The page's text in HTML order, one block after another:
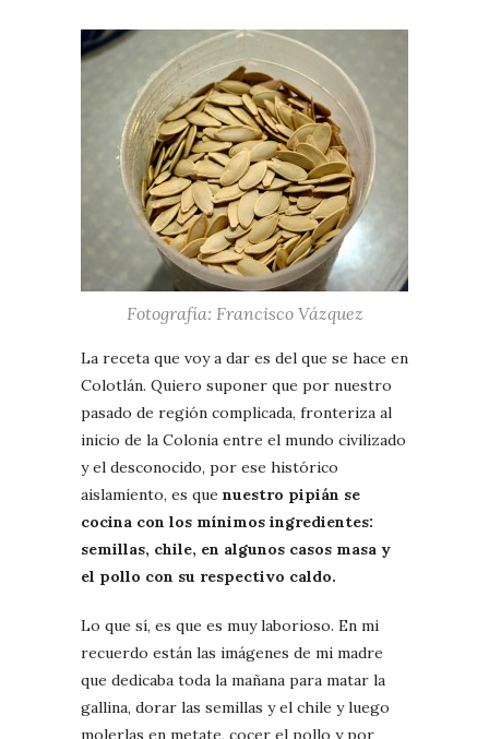
Fotografía: Francisco Vázquez
La receta que voy a dar es del que se hace en
Colotlán. Quiero suponer que por nuestro
pasado de región complicada, fronteriza al
inicio de la Colonia entre el mundo civilizado
y el desconocido, por ese histórico
aislamiento, es que nuestro pipián se
cocina con los mínimos ingredientes:
semillas, chile, en algunos casos masa y
el pollo con su respectivo caldo.
Lo que sí, es que es muy laborioso. En mi
recuerdo están las imágenes de mi madre
que dedicaba toda la mañana para matar la
gallina, dorar las semillas y el chile y luego
molerlas en metate, cocer el pollo y por